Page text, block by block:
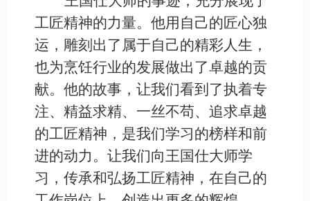
工匠精神的力量。他用自己的匠心独
运，雕刻出了属于自己的精彩人生，
也为烹饪行业的发展做出了卓越的贡
献。他的故事，让我们看到了执着专
注、精益求精、一丝不苟、追求卓越
的工匠精神，是我们学习的榜样和前
进的动力。让我们向王国仕大师学
习，传承和弘扬工匠精神，在自己的